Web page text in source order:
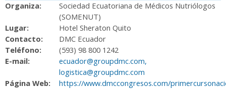
Organiza:
Sociedad Ecuatoriana de Médicos Nutriólogos
(SOMENUT)
Lugar:
Hotel Sheraton Quito
Contacto:
DMC Ecuador
Teléfono:
(593) 98 800 1242
E-mail:
ecuador@groupdmc.com,
logistica@groupdmc.com
Página Web:
https://www.dmccongresos.com/